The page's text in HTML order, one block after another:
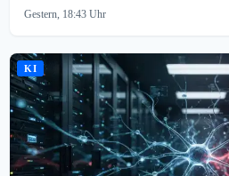
Gestern, 18:43 Uhr
KI